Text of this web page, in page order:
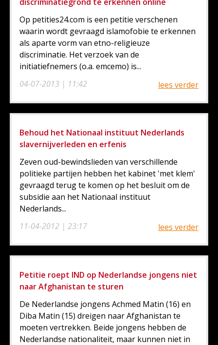
04-07-2013 | 11:42
Op petities24.com is een petitie verschenen
waarin wordt gevraagd islamofobie te erkennen
als aparte vorm van etno-religieuze
discriminatie. Het verzoek van de
initiatiefnemers (o.a. emcemo) is...
lees verder
Behoud het Nationaal instituut Nederlands
slavernijverleden en erfenis
11-04-2012 | 23:17
Zeven oud-bewindslieden van verschillende
politieke partijen hebben het kabinet 'met klem'
gevraagd terug te komen op het besluit om de
subsidie aan het Nationaal instituut
Nederlands...
lees verder
Petitie roept IND op Nederlandse jongens niet
naar Afghanistan te sturen
De Nederlandse jongens Achmed Matin (16) en
Diba Matin (15) dreigen naar Afghanistan te
moeten vertrekken. Beide jongens hebben de
Nederlandse nationaliteit, maar kunnen niet in